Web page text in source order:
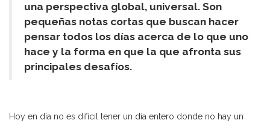
una perspectiva global, universal. Son
pequeñas notas cortas que buscan hacer
pensar todos los días acerca de lo que uno
hace y la forma en que la que afronta sus
principales desafíos.
Hoy en día no es difícil tener un día entero donde no hay un